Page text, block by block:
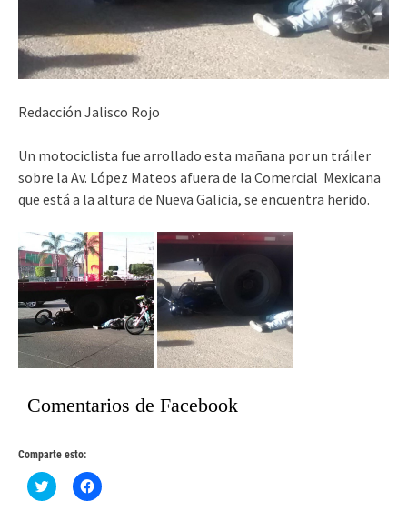
Redacción Jalisco Rojo
Un motociclista fue arrollado esta mañana por un tráiler
sobre la Av. López Mateos afuera de la Comercial Mexicana
que está a la altura de Nueva Galicia, se encuentra herido.
Comentarios de Facebook
Comparte esto:
Haz
clic
Haz
clic